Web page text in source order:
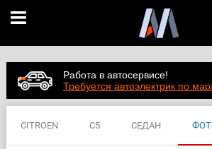
Работа в автосервисе!
Требуется автоэлектрик по
CITROEN C5 СЕДАН